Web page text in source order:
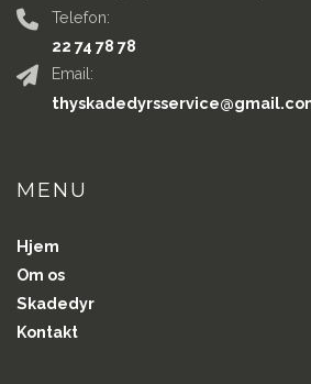
Telefon:
22 74 78 78
Email:
MENU
Hjem
Om os
Skadedyr
Kontakt